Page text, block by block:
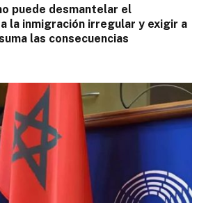
puede desmantelar el
la inmigración irregular y exigir a
las consecuencias